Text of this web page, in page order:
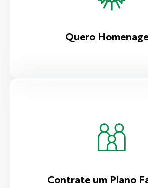
Quero
Contrate um Plano